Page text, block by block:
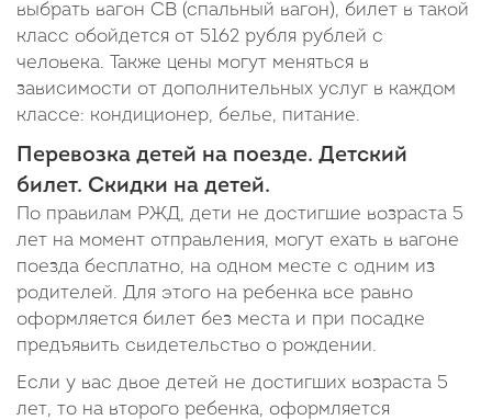
выбрать вагон СВ (спальный вагон), билет в такой
класс обойдется от 5162 рубля рублей с
человека. Также цены могут меняться в
зависимости от дополнительных услуг в каждом
классе: кондиционер, белье, питание.
Перевозка детей на поезде. Детский
билет. Скидки на детей.
По правилам РЖД, дети не достигшие возраста 5
лет на момент отправления, могут ехать в вагоне
поезда бесплатно, на одном месте с одним из
родителей. Для этого на ребенка все равно
оформляется билет без места и при посадке
предъявить свидетельство о рождении.
Если у вас двое детей не достигших возраста 5
лет, то на второго ребенка, оформляется